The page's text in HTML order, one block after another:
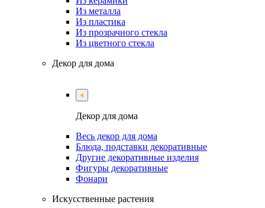
Из металла
Из пластика
Из прозрачного стекла
Из цветного стекла
Декор для дома
Декор для дома
Весь декор для дома
Блюда, подставки декоративные
Другие декоративные изделия
Фигуры декоративные
Фонари
Искусственные растения